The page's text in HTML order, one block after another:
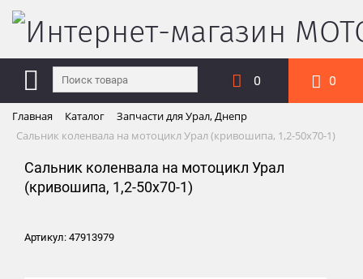
0 0
Главная Каталог
Запчасти для Урал, Днепр
Сальник коленвала на мотоцикл Урал (кривошипа, 1,2-50х70-1)
Сальник коленвала на мотоцикл Урал
(кривошипа, 1,2-50х70-1)
Артикул: 47913979